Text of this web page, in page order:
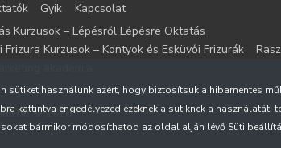
Gyik
Kapcsolat
Kurzusok – Lépésről Lépésre Oktatás
Kurzusok – Kontyok és Esküvői Frizurák
Szerződési feltételek
Süti beállítás
© 2026
sütiket használunk azért, hogy biztosítsuk a hibamentes
kattintva engedélyezed ezeknek a sütiknek a
bármikor módosíthatod az oldal alján lévő Süti